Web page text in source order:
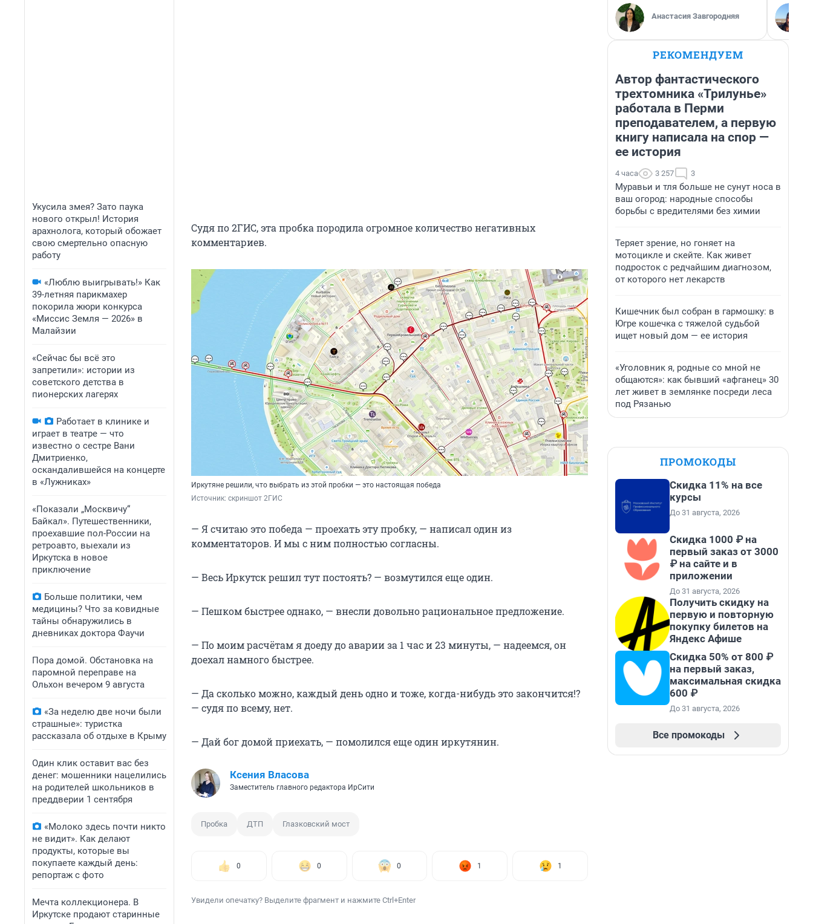
Укусила змея? Зато паука
нового открыл! История
арахнолога, который обожает
свою смертельно опасную
работу
«Люблю выигрывать!» Как
39-летняя парикмахер
покорила жюри конкурса
«Миссис Земля — 2026» в
Малайзии
«Сейчас бы всё это
запретили»: истории из
советского детства в
пионерских лагерях
Работает в клинике и
играет в театре — что
известно о сестре Вани
Дмитриенко,
оскандалившейся на концерте
в «Лужниках»
«Показали „Москвичу“
Байкал». Путешественники,
проехавшие пол-России на
ретроавто, выехали из
Иркутска в новое
приключение
Больше политики, чем
медицины? Что за ковидные
тайны обнаружились в
дневниках доктора Фаучи
Пора домой. Обстановка на
паромной переправе на
Ольхон вечером 9 августа
«За неделю две ночи были
страшные»: туристка
рассказала об отдыхе в Крыму
Один клик оставит вас без
денег: мошенники нацелились
на родителей школьников в
преддверии 1 сентября
«Молоко здесь почти никто
не видит». Как делают
продукты, которые вы
покупаете каждый день:
репортаж с фото
Мечта коллекционера. В
Иркутске продают старинные
Судя по 2ГИС, эта пробка породила огромное количество негативных
комментариев.
Иркутяне решили, что выбрать из этой пробки — это настоящая победа
Источник: скриншот 2ГИС
— Я считаю это победа — проехать эту пробку, — написал один из
комментаторов. И мы с ним полностью согласны.
— Весь Иркутск решил тут постоять? — возмутился еще один.
— Пешком быстрее однако, — внесли довольно рациональное предложение.
— По моим расчётам я доеду до аварии за 1 час и 23 минуты, — надеемся, он
доехал намного быстрее.
— Да сколько можно, каждый день одно и тоже, когда-нибудь это закончится!?
— судя по всему, нет.
— Дай бог домой приехать, — помолился еще один иркутянин.
Ксения Власова
Заместитель главного редактора ИрСити
Пробка ДТП Глазковский мост
0 0 0 1 1
Увидели опечатку? Выделите фрагмент и нажмите Ctrl+Enter
Анастасия Завгородняя
РЕКОМЕНДУЕМ
Автор фантастического
трехтомника «Трилунье»
работала в Перми
преподавателем, а первую
книгу написала на спор —
ее история
4 часа 3 257 3
Муравьи и тля больше не сунут носа в
ваш огород: народные способы
борьбы с вредителями без химии
Теряет зрение, но гоняет на
мотоцикле и скейте. Как живет
подросток с редчайшим диагнозом,
от которого нет лекарств
Кишечник был собран в гармошку: в
Югре кошечка с тяжелой судьбой
ищет новый дом — ее история
«Уголовник я, родные со мной не
общаются»: как бывший «афганец» 30
лет живет в землянке посреди леса
под Рязанью
ПРОМОКОДЫ
Скидка 11% на все
курсы
До 31 августа, 2026
Скидка 1000 ₽ на
первый заказ от 3000
₽ на сайте и в
приложении
До 31 августа, 2026
Получить скидку на
первую и повторную
покупку билетов на
Яндекс Афише
Скидка 50% от 800 ₽
на первый заказ,
максимальная скидка
600 ₽
До 31 августа, 2026
Все промокоды